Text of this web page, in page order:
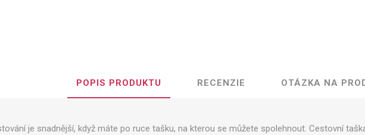
POPIS PRODUKTU RECENZIE OTÁZKA NA
je snadnější, když máte po ruce tašku, na kterou se můžete spolehnout. Cestovní